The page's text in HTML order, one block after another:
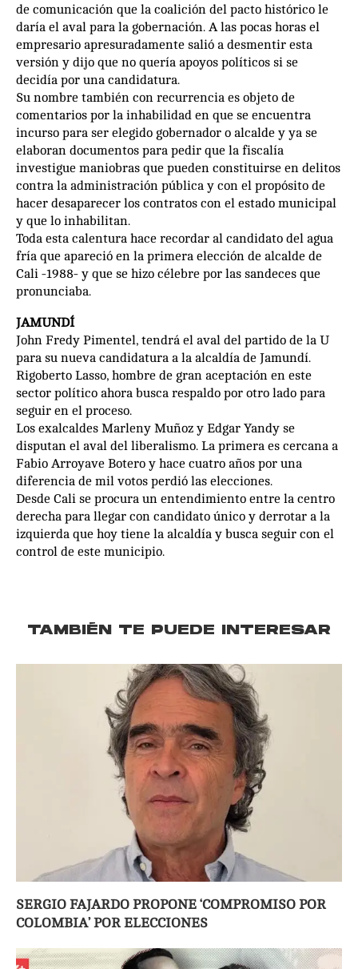
de comunicación que la coalición del pacto histórico le
daría el aval para la gobernación. A las pocas horas el
empresario apresuradamente salió a desmentir esta
versión y dijo que no quería apoyos políticos si se
decidía por una candidatura.
Su nombre también con recurrencia es objeto de
comentarios por la inhabilidad en que se encuentra
incurso para ser elegido gobernador o alcalde y ya se
elaboran documentos para pedir que la fiscalía
investigue maniobras que pueden constituirse en delitos
contra la administración pública y con el propósito de
hacer desaparecer los contratos con el estado municipal
y que lo inhabilitan.
Toda esta calentura hace recordar al candidato del agua
fría que apareció en la primera elección de alcalde de
Cali -1988- y que se hizo célebre por las sandeces que
pronunciaba.
JAMUNDÍ
John Fredy Pimentel, tendrá el aval del partido de la U
para su nueva candidatura a la alcaldía de Jamundí.
Rigoberto Lasso, hombre de gran aceptación en este
sector político ahora busca respaldo por otro lado para
seguir en el proceso.
Los exalcaldes Marleny Muñoz y Edgar Yandy se
disputan el aval del liberalismo. La primera es cercana a
Fabio Arroyave Botero y hace cuatro años por una
diferencia de mil votos perdió las elecciones.
Desde Cali se procura un entendimiento entre la centro
derecha para llegar con candidato único y derrotar a la
izquierda que hoy tiene la alcaldía y busca seguir con el
control de este municipio.
TAMBIÉN TE PUEDE INTERESAR
SERGIO FAJARDO PROPONE ‘COMPROMISO POR
COLOMBIA’ POR ELECCIONES